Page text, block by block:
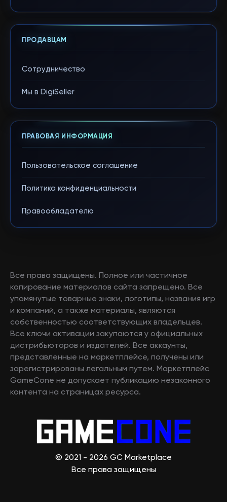
ПРОДАВЦАМ
Сотрудничество
Мы в DigiSeller
ПРАВОВАЯ ИНФОРМАЦИЯ
Пользовательское соглашение
Политика конфиденциальности
Правообладателю
Все права защищены. Полное или частичное
копирование материалов сайта запрещено. Все
упомянутые товарные знаки, логотипы, названия игр
и компаний, а также материалы, являются
собственностью соответствующих владельцев.
Все ключи активации закупаются у официальных
дистрибьюторов и издателей. Все аккаунты,
представленные на маркетплейсе, получены или
зарегистрированы легальным путем. Маркетплейс
GameCone не допускает публикацию незаконного
контента на страницах ресурса.
© 2021 - 2026 GC Marketplace
Все права защищены